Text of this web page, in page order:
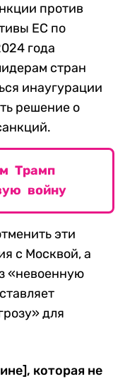
против
ЕС по
года
стран
инаугурации
решение о
Трамп
войну
эти
с Москвой, а
«невоенную
для
которая не